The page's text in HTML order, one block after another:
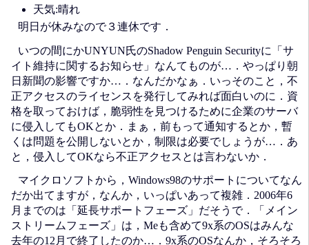
天気:晴れ
明日が休みなので３連休です．
いつの間にかUNYUN氏のShadow Penguin Securityに「サ
イト維持に関するお知らせ」なんてものが…．やっぱり朝
日新聞の影響ですか…．なんだかなぁ．いっそのこと，不
正アクセスのライセンスを発行してみれば面白いのに．資
格を取っておけば，脆弱性を見つけるために企業のサーバ
に侵入してもOKとか．まぁ，前もって通知するとか，暫
くは問題を公開しないとか，制限は必要でしょうが…．あ
と，侵入してOKなら不正アクセスとは言わないか．
マイクロソフトから，Windows98のサポートについてなん
だか出てますが，なんか，いっぱいあって複雑．2006年6
月までのは「延長サポートフェーズ」だそうで．「メイン
ストリームフェーズ」は，Meも含めて9x系のOSはみんな
去年の12月で終了したのか…．9x系のOSなんか，そろそろ